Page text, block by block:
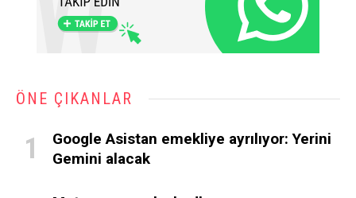
ÖNE ÇIKANLAR
Google Asistan emekliye ayrılıyor: Yerini
Gemini alacak